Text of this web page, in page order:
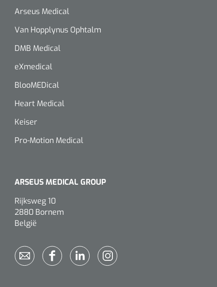
Arseus Medical
Van Hopplynus Ophtalm
DMB Medical
eXmedical
BlooMEDical
Heart Medical
Keiser
Pro-Motion Medical
ARSEUS MEDICAL GROUP
Rijksweg 10
2880 Bornem
België